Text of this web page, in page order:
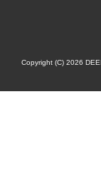
Copyright (C) 2026